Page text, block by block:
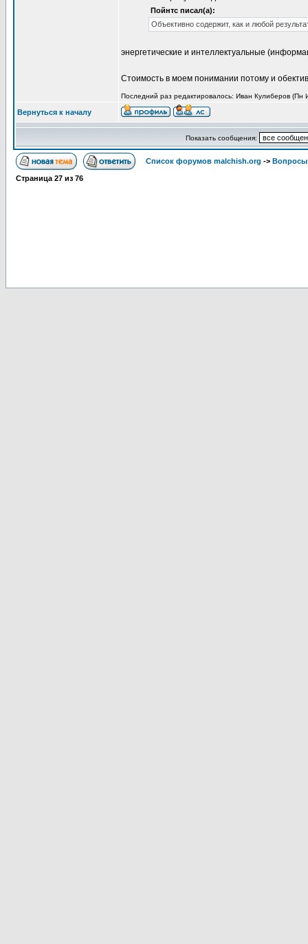
Пойнтс писал(а):
Объективно содержит, как и любой
энергетические и интеллектуальные
Стоимость в моем понимании потому и
Последний раз редактировалось: Иван Кулиберов (Пн
Вернуться к началу
Показать сообщения:
Список форумов malchish.org -> Вопросы
Страница 27 из 76